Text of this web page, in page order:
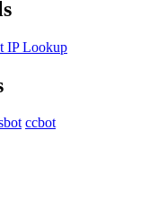
IP Lookup
ccbot